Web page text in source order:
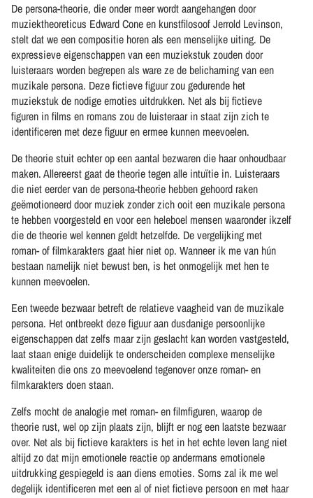
De persona-theorie, die onder meer wordt aangehangen door
muziektheoreticus Edward Cone en kunstfilosoof Jerrold Levinson,
stelt dat we een compositie horen als een menselijke uiting. De
expressieve eigenschappen van een muziekstuk zouden door
luisteraars worden begrepen als ware ze de belichaming van een
muzikale persona. Deze fictieve figuur zou gedurende het
muziekstuk de nodige emoties uitdrukken. Net als bij fictieve
figuren in films en romans zou de luisteraar in staat zijn zich te
identificeren met deze figuur en ermee kunnen meevoelen.
De theorie stuit echter op een aantal bezwaren die haar onhoudbaar
maken. Allereerst gaat de theorie tegen alle intuïtie in. Luisteraars
die niet eerder van de persona-theorie hebben gehoord raken
geëmotioneerd door muziek zonder zich ooit een muzikale persona
te hebben voorgesteld en voor een heleboel mensen waaronder ikzelf
die de theorie wel kennen geldt hetzelfde. De vergelijking met
roman- of filmkarakters gaat hier niet op. Wanneer ik me van hún
bestaan namelijk niet bewust ben, is het onmogelijk met hen te
kunnen meevoelen.
Een tweede bezwaar betreft de relatieve vaagheid van de muzikale
persona. Het ontbreekt deze figuur aan dusdanige persoonlijke
eigenschappen dat zelfs maar zijn geslacht kan worden vastgesteld,
laat staan enige duidelijk te onderscheiden complexe menselijke
kwaliteiten die ons zo meevoelend tegenover onze roman- en
filmkarakters doen staan.
Zelfs mocht de analogie met roman- en filmfiguren, waarop de
theorie rust, wel op zijn plaats zijn, blijft er nog een laatste bezwaar
over. Net als bij fictieve karakters is het in het echte leven lang niet
altijd zo dat mijn emotionele reactie op andermans emotionele
uitdrukking gespiegeld is aan diens emoties. Soms zal ik me wel
degelijk identificeren met een al of niet fictieve persoon en met haar